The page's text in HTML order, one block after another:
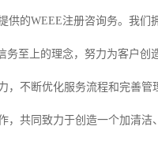
的WEEE注册咨询务。我
至上的理念，努力为客户创
不断优化服务流程和完善
共同致力于创造一个加清洁